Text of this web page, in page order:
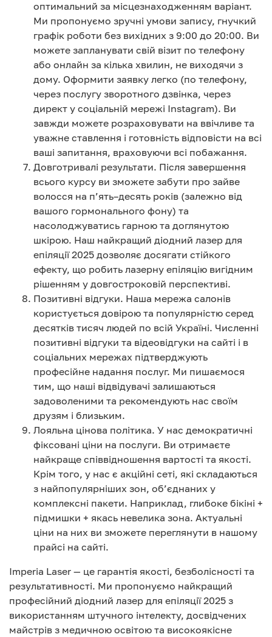
оптимальний за місцезнаходженням варіант.
Ми пропонуємо зручні умови запису, гнучкий
графік роботи без вихідних з 9:00 до 20:00. Ви
можете запланувати свій візит по телефону
або онлайн за кілька хвилин, не виходячи з
дому. Оформити заявку легко (по телефону,
через послугу зворотного дзвінка, через
директ у соціальній мережі Instagram). Ви
завжди можете розраховувати на ввічливе та
уважне ставлення і готовність відповісти на всі
ваші запитання, враховуючи всі побажання.
Довготривалі результати. Після завершення
всього курсу ви зможете забути про зайве
волосся на п’ять–десять років (залежно від
вашого гормонального фону) та
насолоджуватись гарною та доглянутою
шкірою. Наш найкращий діодний лазер для
епіляції 2025 дозволяє досягати стійкого
ефекту, що робить лазерну епіляцію вигідним
рішенням у довгостроковій перспективі.
Позитивні відгуки. Наша мережа салонів
користується довірою та популярністю серед
десятків тисяч людей по всій Україні. Численні
позитивні відгуки та відеовідгуки на сайті і в
соціальних мережах підтверджують
професійне надання послуг. Ми пишаємося
тим, що наші відвідувачі залишаються
задоволеними та рекомендують нас своїм
друзям і близьким.
Лояльна цінова політика. У нас демократичні
фіксовані ціни на послуги. Ви отримаєте
найкраще співвідношення вартості та якості.
Крім того, у нас є акційні сеті, які складаються
з найпопулярніших зон, об’єднаних у
комплексні пакети. Наприклад, глибоке бікіні +
підмишки + якась невелика зона. Актуальні
ціни на них ви зможете переглянути в нашому
прайсі на сайті.
Imperia Laser — це гарантія якості, безболісності та
результативності. Ми пропонуємо найкращий
професійний діодний лазер для епіляції 2025 з
використанням штучного інтелекту, досвідчених
майстрів з медичною освітою та високоякісне